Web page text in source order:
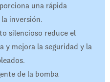
una rápida
inversión.
silencioso reduce el
y mejora la seguridad y la
de la bomba